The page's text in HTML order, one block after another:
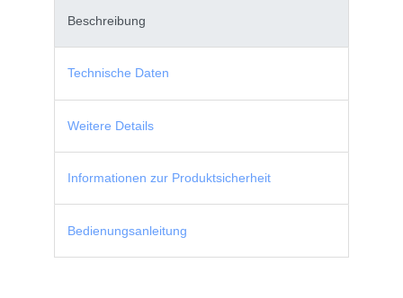
Beschreibung
Technische Daten
Weitere Details
Informationen zur Produktsicherheit
Bedienungsanleitung